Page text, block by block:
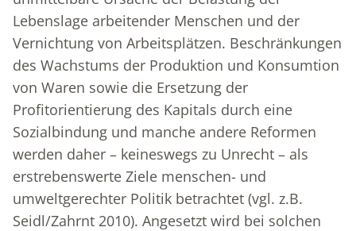
Lebenslage arbeitender Menschen und der
Vernichtung von Arbeitsplätzen. Beschränkungen
des Wachs­tums der Produktion und Konsumtion
von Waren sowie die Ersetzung der
Profitorientierung des Kapitals durch eine
Sozialbindung und manche andere Reformen
werden daher – keineswegs zu Unrecht – als
erstrebenswerte Ziele menschen- und
umweltgerechter Politik betrachtet (vgl. z.B.
Seidl/Zahrnt 2010). Angesetzt wird bei solchen